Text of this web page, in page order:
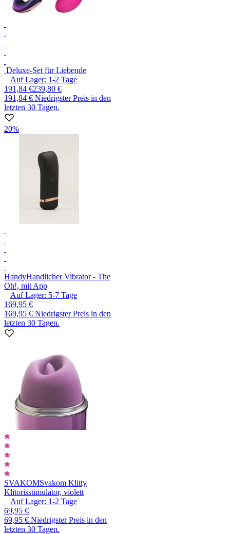
Deluxe-Set für Liebende
Auf Lager: 1-2 Tage
191,84 €239,80 €
191,84 € Niedrigster Preis in den
letzten 30 Tagen.
20%
HandyHandlicher Vibrator - The
Oh!, mit App
Auf Lager: 5-7 Tage
169,95 €
169,95 € Niedrigster Preis in den
letzten 30 Tagen.
SVAKOMSvakom Klitty
Klitorisstimulator, violett
Auf Lager: 1-2 Tage
69,95 €
69,95 € Niedrigster Preis in den
letzten 30 Tagen.